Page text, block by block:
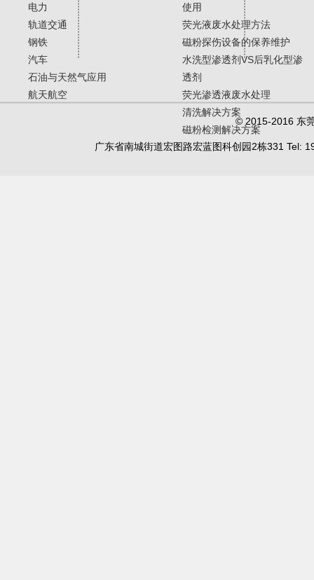
电力
轨道交通
钢铁
汽车
石油与天然气应用
航天航空
使用
荧光液废水处理方法
磁粉探伤设备的保养维护
水洗型渗透剂VS后乳化型渗
透剂
荧光渗透液废水处理
清洗解决方案
磁粉检测解决方案
© 2015-2016 东
广东省南城街道宏图路宏蓝图科创园2栋331 Tel: